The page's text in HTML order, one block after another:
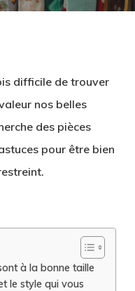
difficile de trouver
nos belles
des pièces
pour être bien
à la bonne taille
le style qui vous